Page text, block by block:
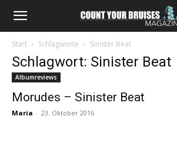
Start Schlagworte Sinister Beat
Schlagwort: Sinister Beat
Albumreviews
Morudes – Sinister Beat
Maria - 23. Oktober 2016